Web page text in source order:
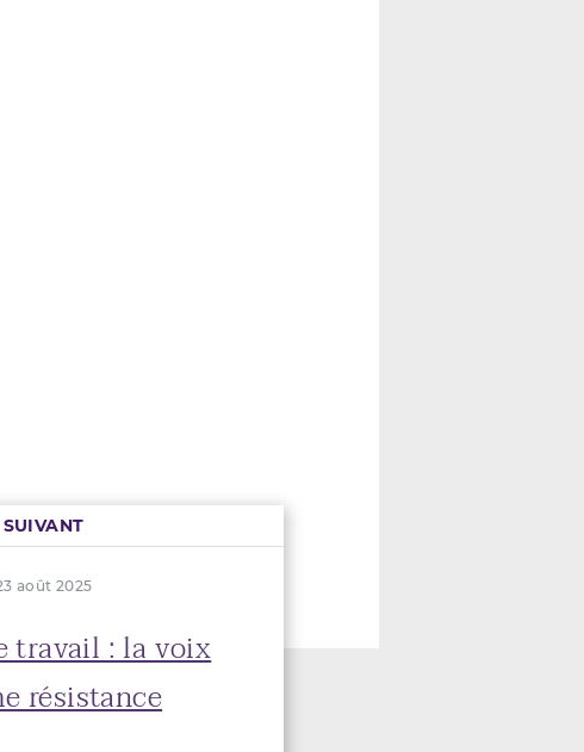
SUIVANT
août 2025
travail : la voix
résistance